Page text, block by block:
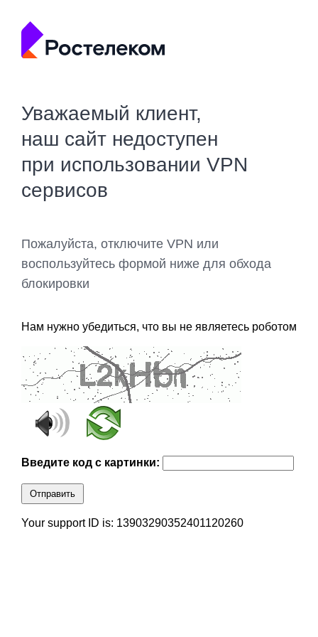
Уважаемый клиент,
наш сайт недоступен
при использовании VPN
сервисов
Пожалуйста, отключите VPN или
воспользуйтесь формой ниже для обхода
блокировки
Нам нужно убедиться, что вы не являетесь роботом
Введите код с картинки:
Отправить
Your support ID is: 13903290352401120260